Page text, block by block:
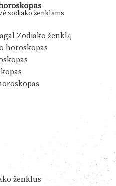
zodiako ženklams
Zodiako ženklą
horoskopas
ženklus